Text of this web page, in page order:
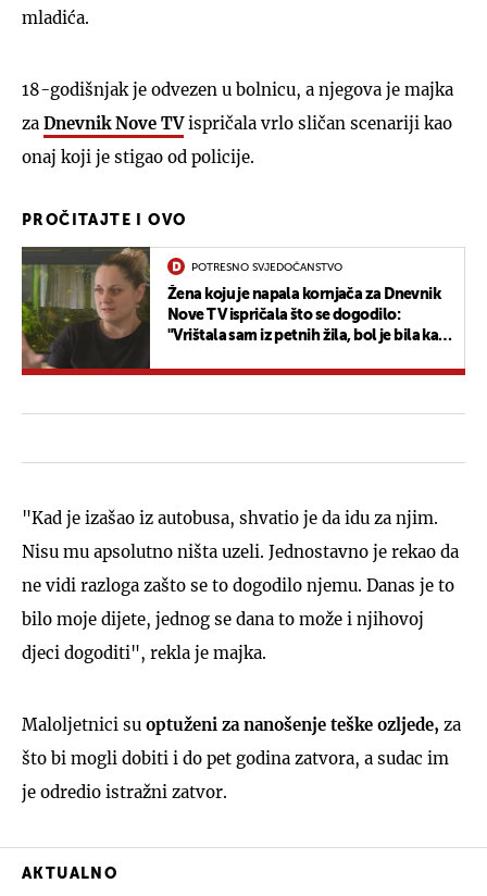
mladića.
18-godišnjak je odvezen u bolnicu, a njegova je majka
za Dnevnik Nove TVispričala vrlo sličan scenariji kao
onaj koji je stigao od policije.
PROČITAJTE I OVO
POTRESNO SVJEDOČANSTVO
Žena koju je napala kornjača za Dnevnik
Nove TV ispričala što se dogodilo:
"Vrištala sam iz petnih žila, bol je bila kao
"Kad je izašao iz autobusa, shvatio je da idu za njim.
Nisu mu apsolutno ništa uzeli. Jednostavno je rekao da
ne vidi razloga zašto se to dogodilo njemu. Danas je to
bilo moje dijete, jednog se dana to može i njihovoj
djeci dogoditi", rekla je majka.
Maloljetnici su optuženi za nanošenje teške ozljede, za
što bi mogli dobiti i do pet godina zatvora, a sudac im
je odredio istražni zatvor.
AKTUALNO